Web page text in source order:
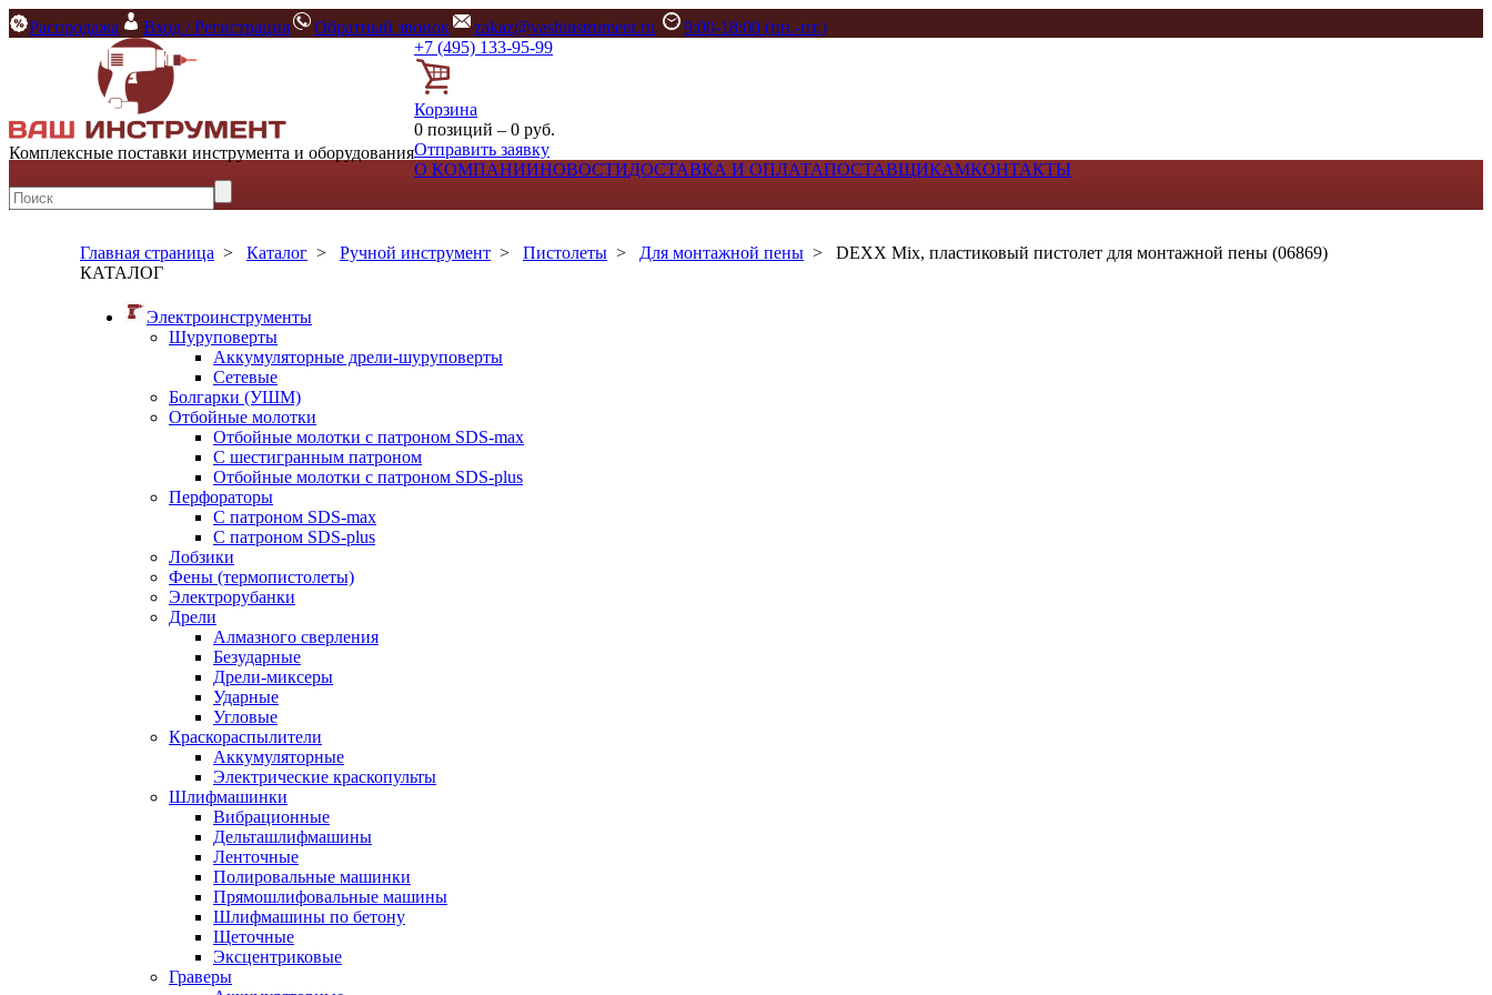
Распродажа Вход / Регистрация Обратный звонок zakaz@vashinstrument.ru 9:00-18:00 (пн.-пт.)
Комплексные поставки инструмента и оборудования
+7 (495) 133-95-99
Корзина
0 позиций – 0 руб.
Отправить заявку
О КОМПАНИИНОВОСТИДОСТАВКА И ОПЛАТАПОСТАВЩИКАМКОНТАКТЫ
Главная страница > Каталог > Ручной инструмент > Пистолеты > Для монтажной пены > DEXX Mix, пластиковый пистолет для монтажной пены (06869)
КАТАЛОГ
Электроинструменты
Шуруповерты
Аккумуляторные дрели-шуруповерты
Сетевые
Болгарки (УШМ)
Отбойные молотки
Отбойные молотки с патроном SDS-max
С шестигранным патроном
Отбойные молотки с патроном SDS-plus
Перфораторы
С патроном SDS-max
С патроном SDS-plus
Лобзики
Фены (термопистолеты)
Электрорубанки
Дрели
Алмазного сверления
Безударные
Дрели-миксеры
Ударные
Угловые
Краскораспылители
Аккумуляторные
Электрические краскопульты
Шлифмашинки
Вибрационные
Дельташлифмашины
Ленточные
Полировальные машинки
Прямошлифовальные машины
Шлифмашины по бетону
Щеточные
Эксцентриковые
Граверы